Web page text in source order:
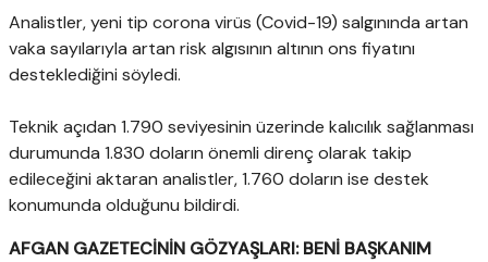
Analistler, yeni tip corona virüs (Covid-19) salgınında artan
vaka sayılarıyla artan risk algısının altının ons fiyatını
desteklediğini söyledi.
Teknik açıdan 1.790 seviyesinin üzerinde kalıcılık sağlanması
durumunda 1.830 doların önemli direnç olarak takip
edileceğini aktaran analistler, 1.760 doların ise destek
konumunda olduğunu bildirdi.
AFGAN GAZETECİNİN GÖZYAŞLARI: BENİ BAŞKANIM